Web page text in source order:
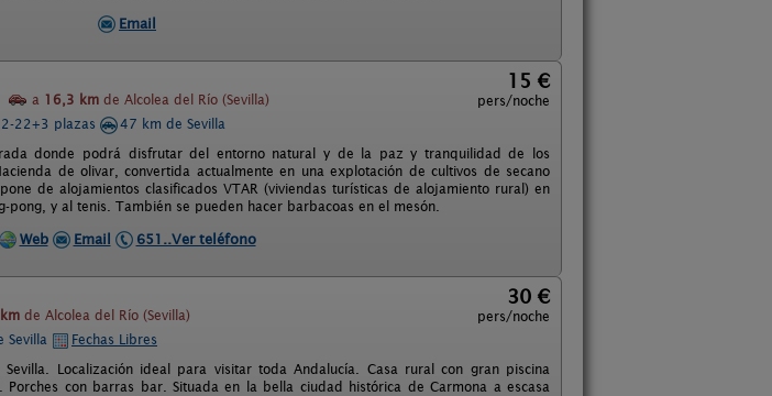
Email
a 16,3 km de Alcolea del Río (Sevilla)
15 €
pers/noche
2-22+3 plazas
47 km de Sevilla
donde podrá disfrutar del entorno natural y de la paz y tranquilidad de los
de olivar, convertida actualmente en una explotación de cultivos de secano
de alojamientos clasificados VTAR (viviendas turísticas de alojamiento rural) en
y al tenis. También se pueden hacer barbacoas en el mesón.
Web
Email 651..Ver teléfono
de Alcolea del Río (Sevilla)
30 €
pers/noche
Sevilla
Fechas Libres
Localización ideal para visitar toda Andalucía. Casa rural con gran piscina
con barras bar. Situada en la bella ciudad histórica de Carmona a escasa